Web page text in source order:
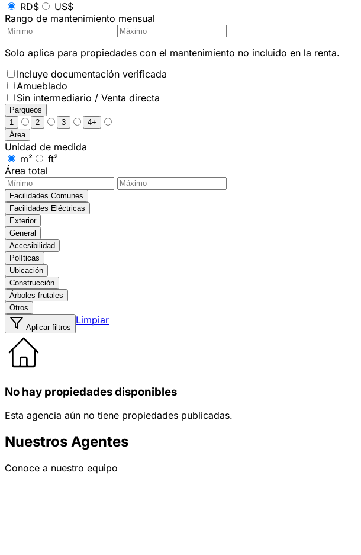
RD$
US$
Rango de mantenimiento mensual
Solo aplica para propiedades con el mantenimiento no incluido en la renta.
Incluye documentación verificada
Amueblado
Sin intermediario / Venta directa
Parqueos
1
2 3
4+
Área
Unidad de medida
m²
ft²
Área total
Facilidades Comunes
Facilidades Eléctricas
Exterior
General
Accesibilidad
Políticas
Ubicación
Construcción
Árboles frutales
Otros
Aplicar filtros
Limpiar
No hay propiedades disponibles
Esta agencia aún no tiene propiedades publicadas.
Nuestros Agentes
Conoce a nuestro equipo